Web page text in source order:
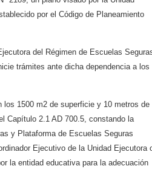
por el Código de Planeamiento
del Régimen de Escuelas
trámites ante dicha dependencia a los
los 1500 m2 de superficie y 10 metros de
Capítulo 2.1 AD 700.5, constando la
y Plataforma de Escuelas Seguras
Ejecutivo de la Unidad Ejecutora
la entidad educativa para laadecuación